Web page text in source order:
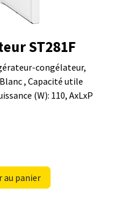
ST281F
congélateur,
, Capacité utile
(W): 110, AxLxP
au panier